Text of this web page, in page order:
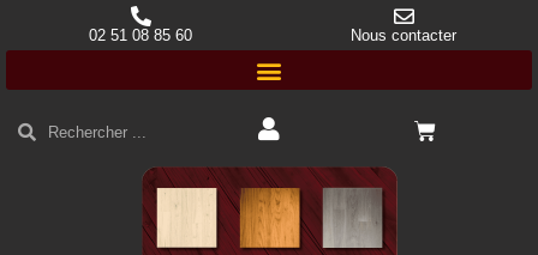
02 51 08 85 60 Nous contacter